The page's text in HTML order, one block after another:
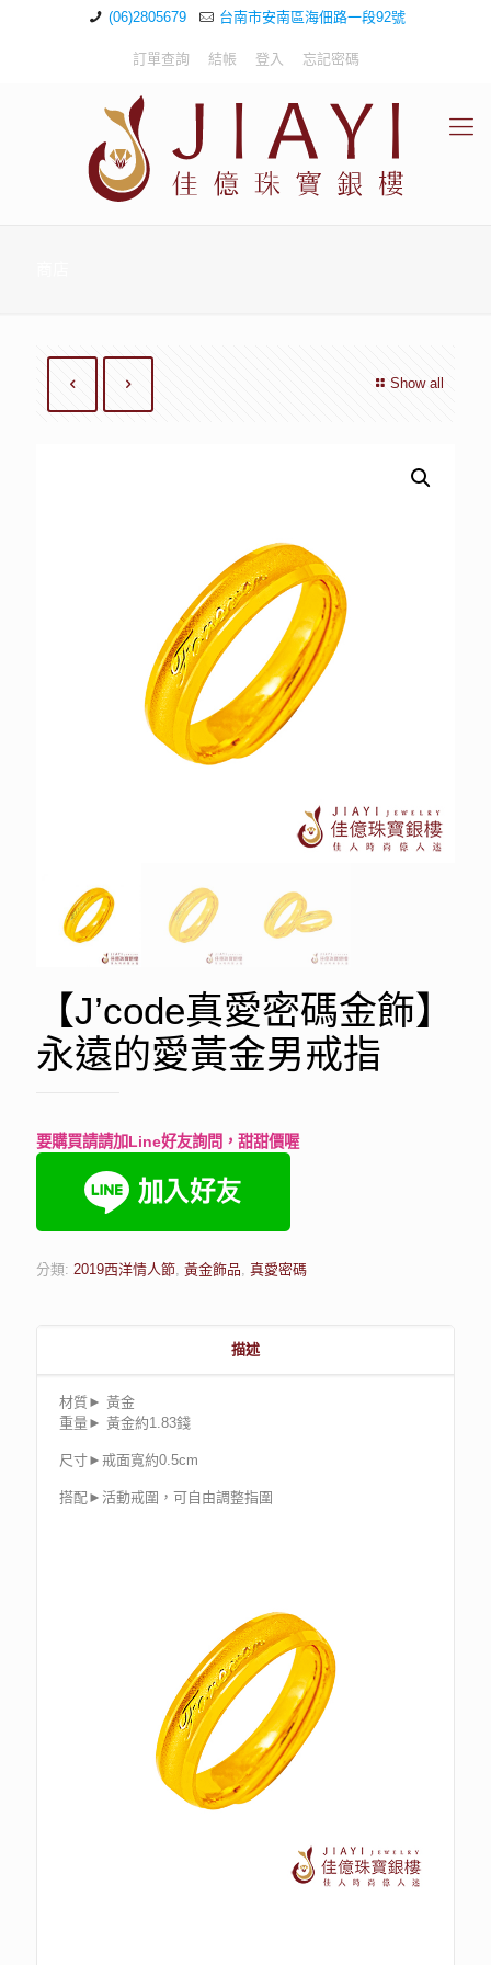
(06)2805679 台南市安南區海佃路一段92號
訂單查詢 結帳 登入 忘記密碼
Show all
【J’code真愛密碼金飾】
永遠的愛黃金男戒指
要購買請請加Line好友詢問，甜甜價喔
分類: 2019西洋情人節, 黃金飾品, 真愛密碼
描述
材質► 黃金
重量► 黃金約1.83錢
尺寸►戒面寬約0.5cm
搭配►活動戒圍，可自由調整指圍